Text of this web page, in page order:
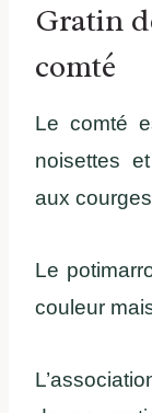
Gratin
comté
Le comté
noisettes
aux
Le
couleur